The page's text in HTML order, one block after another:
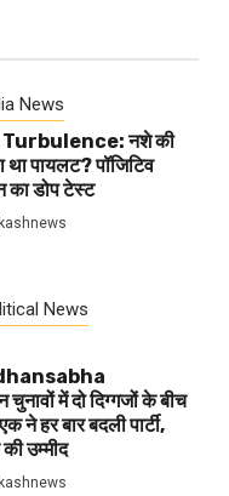
News
नशे की
था पायलट? पॉजिटिव
का डोप टेस्ट
News
में दो दिग्गजों के बीच
ने हर बार बदली पार्टी,
उम्मीद